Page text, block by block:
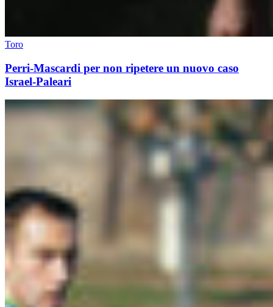
Toro
Perri-Mascardi per non ripetere un nuovo caso
Israel-Paleari